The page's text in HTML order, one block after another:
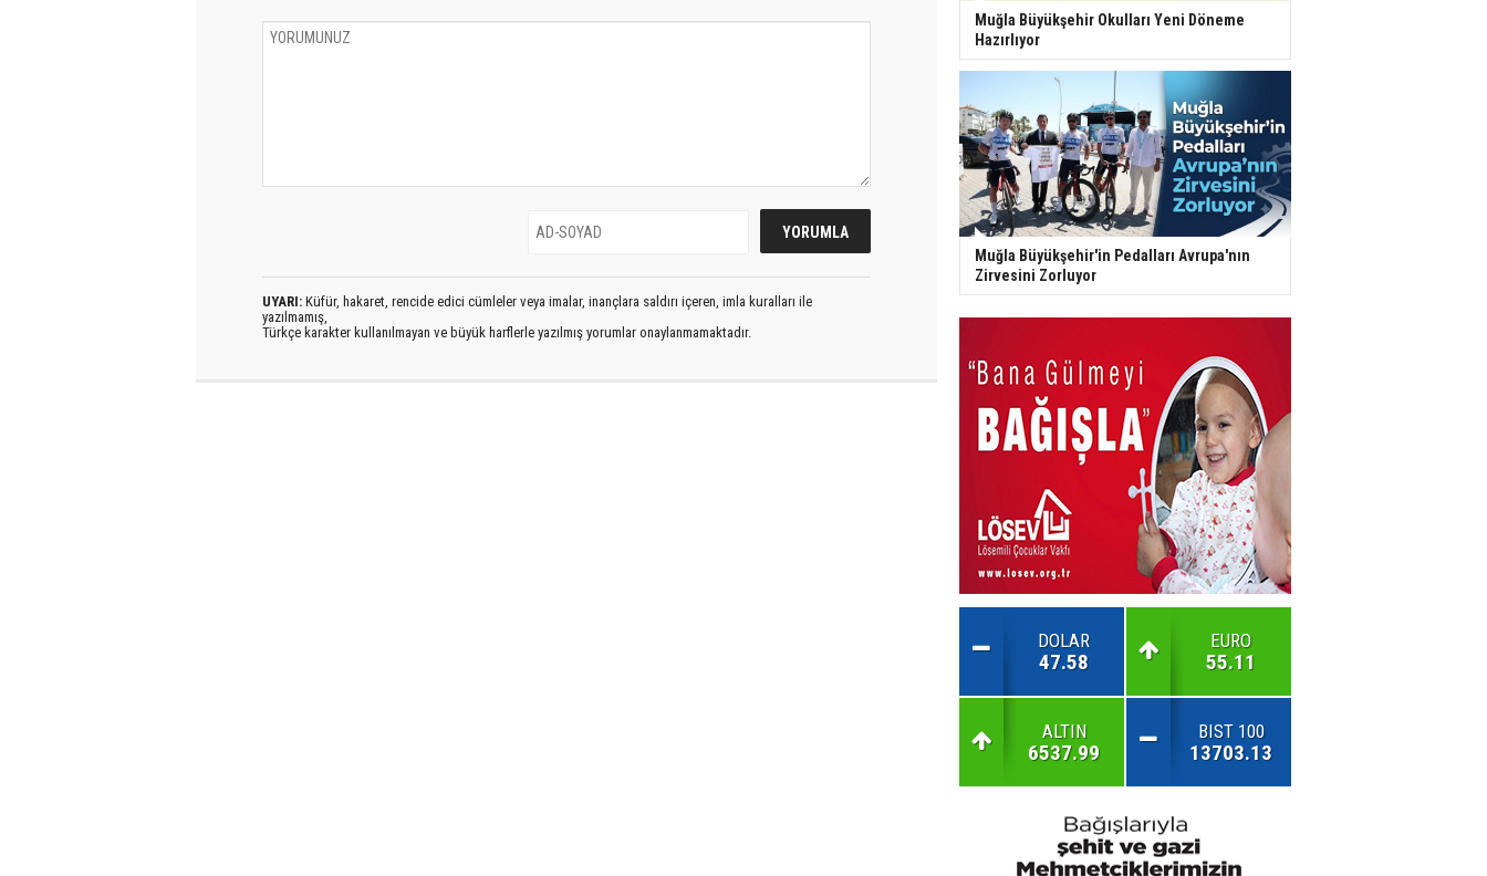
UYARI: Küfür, hakaret, rencide edici cümleler veya imalar, inançlara saldırı içeren, imla kuralları ile
yazılmamış,
Türkçe karakter kullanılmayan ve büyük harflerle yazılmış yorumlar onaylanmamaktadır.
Muğla Büyükşehir Okulları Yeni Döneme
Hazırlıyor
Muğla Büyükşehir'in Pedalları Avrupa'nın
Zirvesini Zorluyor
DOLAR
47.58
EURO
55.11
ALTIN
6537.99
BIST 100
13703.13